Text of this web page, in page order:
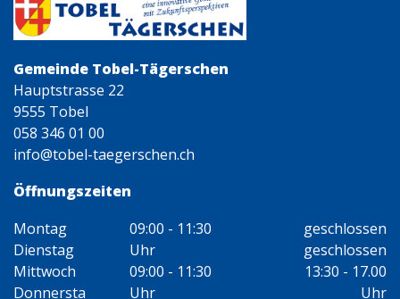
Öffnungszeiten
Gemeinde Tobel-Tägerschen
Hauptstrasse 22
9555 Tobel
058 346 01 00
info@tobel-taegerschen.ch
Montag
Dienstag
Mittwoch
Donnersta
09:00 - 11:30
Uhr
09:00 - 11:30
Uhr
geschlossen
geschlossen
13:30 - 17.00
Uhr